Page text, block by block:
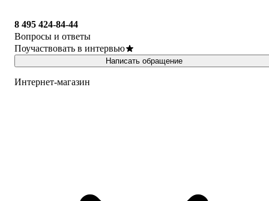
8 495 424-84-44
Вопросы и ответы
Поучаствовать в интервью
Написать обращение
Интернет-магазин